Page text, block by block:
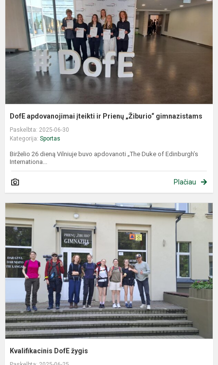
DofE apdovanojimai įteikti ir Prienų „Žiburio“ gimnazistams
Paskelbta: 2025-06-30
Kategorija: Sportas
Birželio 26 dieną Vilniuje buvo apdovanoti „The Duke of Edinburgh’s
Internationa...
Plačiau
Kvalifikacinis DofE žygis